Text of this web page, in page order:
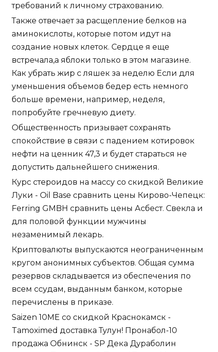
требований к личному страхованию.
Также отвечает за расщепление белков на
аминокислоты, которые потом идут на
создание новых клеток. Сердце я еще
встречала,а яблоки только в этом магазине.
Как убрать жир с ляшек за неделю Если для
уменьшения объемов бедер есть немного
больше времени, например, неделя,
попробуйте гречневую диету.
Общественность призывает сохранять
спокойствие в связи с падением котировок
нефти на ценник 47,3 и будет стараться не
допустить дальнейшего снижения.
Курс стероидов на массу со скидкой Великие
Луки - Oil Base сравнить цены Кирово-Чепецк:
Ferring GMBH сравнить цены Асбест. Свекла и
для половой функции мужчины
незаменимый лекарь.
Криптовалюты выпускаются неограниченным
кругом анонимных субъектов. Общая сумма
резервов складывается из обеспечения по
всем ссудам, выданным банком, которые
перечислены в приказе.
Saizen 10ME со скидкой Краснокамск -
Tamoximed доставка Тулун! Пронабол-10
продажа Обнинск - SP Дека Дураболин